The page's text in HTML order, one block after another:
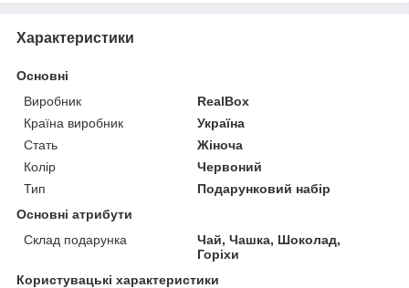
Характеристики
Основні
Виробник
RealBox
Країна виробник
Україна
Стать
Жіноча
Колір
Червоний
Тип
Подарунковий набір
Основні атрибути
Склад подарунка
Чай, Чашка, Шоколад,
Горіхи
Користувацькі характеристики